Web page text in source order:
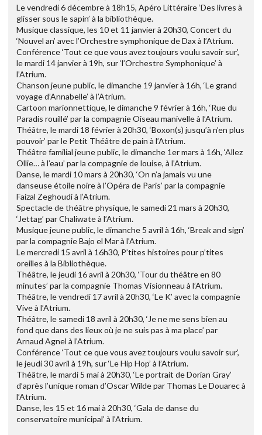
Le vendredi 6 décembre à 18h15, Apéro Littéraire ‘Des livres à
glisser sous le sapin’ à la bibliothèque.
Musique classique, les 10 et 11 janvier à 20h30, Concert du
‘Nouvel an’ avec l’Orchestre symphonique de Dax à l’Atrium.
Conférence ‘Tout ce que vous avez toujours voulu savoir sur’,
le mardi 14 janvier à 19h, sur ‘l’Orchestre Symphonique’ à
l’Atrium.
Chanson jeune public, le dimanche 19 janvier à 16h, ‘Le grand
voyage d’Annabelle’ à l’Atrium.
Cartoon marionnettique, le dimanche 9 février à 16h, ‘Rue du
Paradis rouillé’ par la compagnie Oiseau manivelle à l’Atrium.
Théâtre, le mardi 18 février à 20h30, ‘Boxon(s) jusqu’à n’en plus
pouvoir’ par le Petit Théâtre de pain à l’Atrium.
Théâtre familial jeune public, le dimanche 1er mars à 16h, ‘Allez
Ollie… à l’eau’ par la compagnie de louise, à l’Atrium.
Danse, le mardi 10 mars à 20h30, ‘On n’a jamais vu une
danseuse étoile noire à l’Opéra de Paris’ par la compagnie
Faizal Zeghoudi à l’Atrium.
Spectacle de théâtre physique, le samedi 21 mars à 20h30,
‘Jettag’ par Chaliwate à l’Atrium.
Musique jeune public, le dimanche 5 avril à 16h, ‘Break and sign’
par la compagnie Bajo el Mar à l’Atrium.
Le mercredi 15 avril à 16h30, P’tites histoires pour p’tites
oreilles à la Bibliothèque.
Théâtre, le jeudi 16 avril à 20h30, ‘Tour du théâtre en 80
minutes’ par la compagnie Thomas Visionneau à l’Atrium.
Théâtre, le vendredi 17 avril à 20h30, ‘Le K’ avec la compagnie
Vive à l’Atrium.
Théâtre, le samedi 18 avril à 20h30, ‘Je ne me sens bien au
fond que dans des lieux où je ne suis pas à ma place’ par
Arnaud Agnel à l’Atrium.
Conférence ‘Tout ce que vous avez toujours voulu savoir sur’,
le jeudi 30 avril à 19h, sur ‘Le Hip Hop’ à l’Atrium.
Théâtre, le mardi 5 mai à 20h30, ‘Le portrait de Dorian Gray’
d’après l’unique roman d’Oscar Wilde par Thomas Le Douarec à
l’Atrium.
Danse, les 15 et 16 mai à 20h30, ‘Gala de danse du
conservatoire municipal’ à l’Atrium.